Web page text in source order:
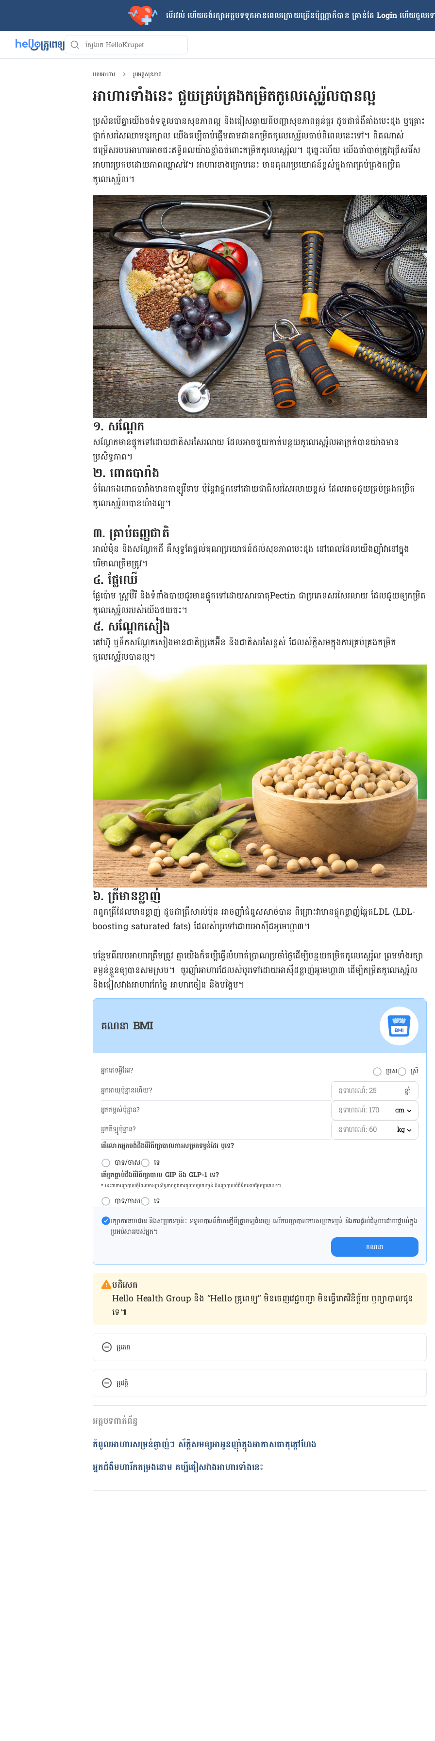
បើរវល់ ហើយចង់​រក្សាអត្ថបទទុកអានពេលក្រោយ​ច្រើនប៉ុណ្ណាក៏បាន គ្រាន់តែ​ Login ហើយចូលទ
របបអាហារ រូបមន្តសុខភាព
អាហារ​ទាំង​នេះ ​ជួយ​គ្រប់គ្រង​​កម្រិត​កូលេស្តេរ៉ូល​បាន​ល្អ​
​ប្រសិនបើ​គ្នា​យើង​ចង់​ទទួល​បាន​សុខភាព​ល្អ និង​ជៀស​ឆ្ងាយ​ពី​បញ្ហា​សុខភាព​ធ្ងន់ធ្ងរ​ ដូចជា​ជំងឺ​គាំង​បេះដូង​ ​ឬ​គ្រោះ
ថ្នាក់​សរសៃ​ឈាម​ខួរ​ក្បាល​ យើង​គប្បី​ចាប់ផ្ដើម​តាមដាន​កម្រិត​កូលេស្តេរ៉ូល​ចាប់​ពី​ពេល​នេះ​ទៅ​។​ ​ពិត​ណាស់​
ជម្រើស​របប​អាហារ​អាច​​ជះឥទ្ធិពល​​យ៉ាង​ខ្លាំង​ចំពោះ​កម្រិត​កូលេស្តេរ៉ូល​។​ ដូច្នេះ​ហើយ​ យើង​ចាំបាច់​ត្រូវ​ជ្រើសរើស​
អាហារ​ប្រកប​ដោយ​ភាព​ឈ្លាសវៃ។ អាហារ​ខាង​ក្រោម​នេះ​ មាន​គុណប្រយោជន៍​ខ្ពស់​ក្នុង​ការ​គ្រប់គ្រង​កម្រិត​
កូលេស្តេរ៉ូល​។
១. សណ្ដែក​
សណ្ដែក​មាន​ផ្ទុក​ទៅ​ដោយ​ជាតិ​សរសៃ​រលាយ​ ដែល​អាច​ជួយ​កាត់​បន្ថយ​កូលេស្តេរ៉ូល​អាក្រក់​បាន​យ៉ាង​មាន​
ប្រសិទ្ធភាព​។
២. ពោត​បារាំង​
​ចំណែក​ឯ​ពោត​បារាំង​មាន​កាឡូរី​ទាប​ ប៉ុន្តែ​វា​ផ្ទុក​ទៅ​ដោយ​ជាតិ​សរសៃ​រលាយ​ខ្ពស់​ ដែល​អាច​ជួយ​គ្រប់គ្រង​កម្រិត​
កូលេស្តេរ៉ូល​បាន​យ៉ាង​ល្អ​។
៣. គ្រាប់​ធញ្ញជាតិ​
​​​អាល់ម៉ុន​ និង​សណ្ដែក​ដី​ គឺ​សុទ្ធ​តែ​ផ្ដល់​គុណប្រយោជន៍​ដល់​សុខភាព​បេះដូង ​​នៅ​ពេល​ដែល​យើង​ញ៉ាំ​វា​នៅ​ក្នុង​
បរិមាណ​ត្រឹមត្រូវ​។​
៤.​ ផ្លែឈើ
​ផ្លែ​ប៉ោម​ ស្រ្តប៊ឺរី​ និង​ទំពាំង​បាយ​ជូរ​មាន​ផ្ទុក​ទៅ​ដោយ​សារធាតុ​Pectin ​​ជា​ប្រភេទ​សរសៃ​រលាយ​ ដែល​ជួយ​ឲ្យ​កម្រិត​
កូលេស្តេរ៉ូល​របស់​យើង​ថយ​ចុះ​។
៥. សណ្ដែក​សៀង
​តៅហ៊ូ ឬ​ទឹក​សណ្ដែកសៀង​មាន​ជាតិ​ប្រូតេអ៊ីន​ និង​ជាតិ​សរសៃ​ខ្ពស់ ដែល​ស័ក្ដិសម​ក្នុង​ការ​គ្រប់គ្រង​កម្រិត​
កូលេស្តេរ៉ូល​បាន​ល្អ​។
៦. ត្រី​​មាន​ខ្លាញ់​​
ពពួក​ត្រី​ដែល​មាន​ខ្លាញ់​ ដូចជា​ត្រី​សាល់ម៉ុន​ អាច​ញ៉ាំ​ជំនួស​សាច់​បាន​​ ពីព្រោះ​វា​មាន​ផ្ទុក​ខ្លាញ់​ឆ្អែត​LDL (LDL-
boosting saturated fats) ​ដែល​សំបូរ​ទៅ​ដោយ​អាស៊ីដ​អូមេហ្គា​៣។
បន្ថែម​ពី​របប​អាហារ​ត្រឹមត្រូវ​ គ្នា​យើង​ក៏​គប្បី​​ធ្វើ​លំហាត់​ប្រាណ​ប្រចាំ​ថ្ងៃ​​ដើម្បី​បន្ថយ​កម្រិត​កូលេស្តេរ៉ូល​ ព្រម​ទាំង​រក្សា​
ទម្ងន់​ខ្លួន​ឲ្យ​បាន​សមស្រប​។​ ​ ចូរ​ញ៉ាំ​អាហារ​ដែល​សំបូរ​ទៅ​ដោយ​អាស៊ីដ​ខ្លាញ់​អូមេហ្គា​៣ ដើម្បី​កម្រិត​កូលេស្តេរ៉ូល​
និង​ជៀសវាង​អាហារ​កែច្នៃ​ អាហារ​ចៀន​ និង​បង្អែម​។
គណនា BMI
អ្នកភេទអ្វីដែរ? ប្រុស ស្រី
អ្នកអាយុប៉ុន្មានហើយ?
ឆ្នាំ
អ្នកកម្ពស់ប៉ុន្មាន?
cm
អ្នកគីឡូប៉ុន្មាន?
kg
តើលោកអ្នកចង់ដឹង​ពីវិធីព្យាបាលការសម្រកទម្ងន់ដែរ ឬទេ?
បាទ/ចាស ទេ
តើអ្នកធ្លាប់ដឹងពីវិធីព្យាបាល GIP និង GLP-1 ទេ?
* នេះ​ជា​ការ​ព្យា​បាល​ថ្មីដែល​​មាន​ប្រសិទ្ធ​ភាព​ក្នុង​ការ​ជួយ​សម្រក​ទម្ងន់ និង​ព្យា​បាល​ជំ​ងឺ​ទឹក​នោម​ផ្អែម​ប្រភេទ២។
បាទ/ចាស ទេ
រក្សា​ការ​តាមដាន និងសម្រក​ទម្ងន់៖ ទទួលបាន​ព័ត៌​មាន​ថ្មី​ពី​គ្រូពេទ្យ​ជំនាញ លើ​ការ​ព្យា​បាល​ការសម្រក​ទម្ងន់ និងការផ្តល់ជំនួយដោយផ្ទាល់​ក្នុង​
ប្រអប់​សារ​របស់​អ្នក។
គណនា
បដិសេធ
Hello Health Group និង “Hello គ្រូពេទ្យ” មិន​ចេញ​វេជ្ជបញ្ជា មិន​ធ្វើ​រោគវិនិច្ឆ័យ ឬ​ព្យាបាល​ជូន​
ទេ៕
ប្រភព
https://www.health.harvard.edu/heart-health/11-foods-that-lower-cholesterol
https://www.medicalnewstoday.com/articles/foods-that-lower-cholesterol#okra
ប្រវត្តិ
កំណែ​ប្រែបច្ចុប្បន្ន
07/05/2021
អត្ថបទ​ដោយ
នូ សោភ័ណ្ឌ
ត្រួតពិនិត្យដោយ វេជ្ជ. ចាន់ ស៊ីណេត
បច្ចុប្បន្នភាពដោយ៖
ទូច សុខា
អត្ថបទពាក់ព័ន្ធ
កំពូលអាហារសម្រន់ឆ្ងាញ់ៗ ស័ក្តិសមឲ្យអាអូនញ៉ាំក្នុងអាកាសធាតុក្ដៅហែង
អ្នក​ជំងឺ​មហារីក​តម្រង​នោម​ គប្បី​ជៀសវាង​អាហារ​ទាំង​នេះ​​​​​​​​​​​​​​​​